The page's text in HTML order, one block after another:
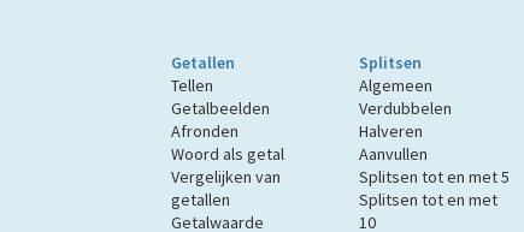
Getallen
Tellen
Getalbeelden
Afronden
Woord als getal
Vergelijken van
getallen
Getalwaarde
Splitsen
Algemeen
Verdubbelen
Halveren
Aanvullen
Splitsen tot en met 5
Splitsen tot en met
10